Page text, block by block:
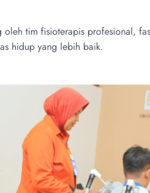
oleh tim fisioterapis profesional,
hidup yang lebih baik.